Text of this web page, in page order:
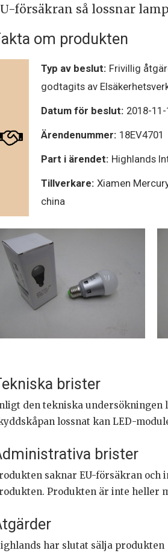
försäkran så lossnar
om produkten
Typ av beslut: Frivillig
godtagits av
Datum för beslut: 2018-
Ärendenummer: 18EV4701
Part i ärendet: Highlands
Tillverkare: Xiamen
china
brister
den tekniska undersökningen
lossnat kan LED-
brister
saknar EU-försäkran och
Produkten är inte heller
har slutat sälja produkten